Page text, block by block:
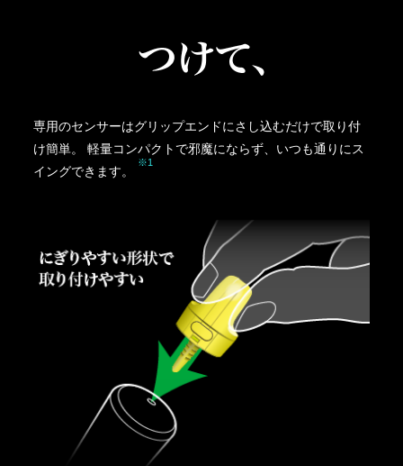
専用のセンサーはグリップエンドにさし込むだけで取り付
け簡単。 軽量コンパクトで邪魔にならず、いつも通りにス
イングできます。
※1